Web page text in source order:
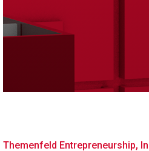
Themenfeld Entrepreneurship,